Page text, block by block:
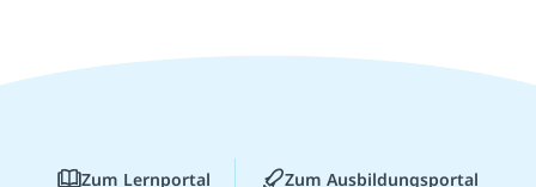
Zum Lernportal Zum Ausbildungsportal